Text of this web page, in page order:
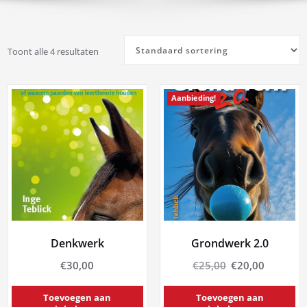
Toont alle 4 resultaten
Denkwerk
€30,00
Toevoegen aan
Aanbieding!
Grondwerk 2.0
€25,00
was:
€20,00
Toevoegen aan